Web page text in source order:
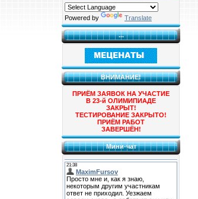
Powered by Translate
...
ВНИМАНИЕ!
ПРИЁМ ЗАЯВОК НА УЧАСТИЕ
В 23-й ОЛИМИПИАДЕ
ЗАКРЫТ!
ТЕСТИРОВАНИЕ ЗАКРЫТО!
ПРИЁМ РАБОТ
ЗАВЕРШЁН!
Мини-чат